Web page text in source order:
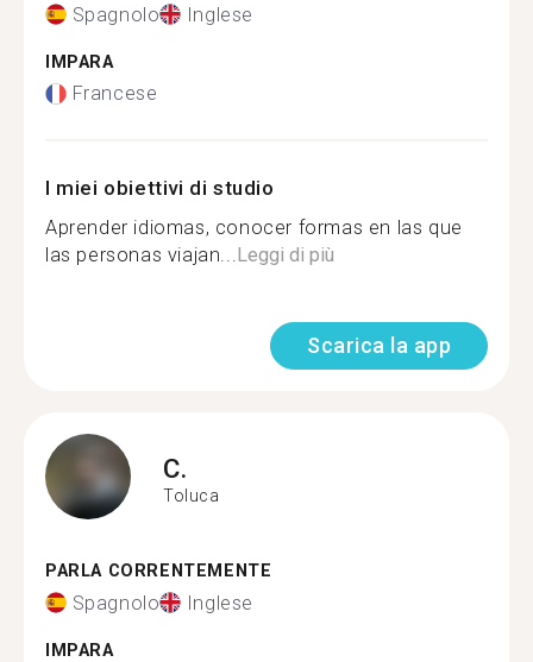
Spagnolo Inglese
IMPARA
Francese
I miei obiettivi di studio
Aprender idiomas, conocer formas en las que
las personas viajan...Leggi di più
Scarica la app
C.
Toluca
PARLA CORRENTEMENTE
Spagnolo Inglese
IMPARA